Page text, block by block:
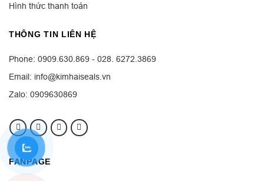
Hình thức thanh toán
THÔNG TIN LIÊN HỆ
Phone: 0909.630.869 - 028. 6272.3869
Email: info@kimhaiseals.vn
Zalo: 0909630869
FANPAGE